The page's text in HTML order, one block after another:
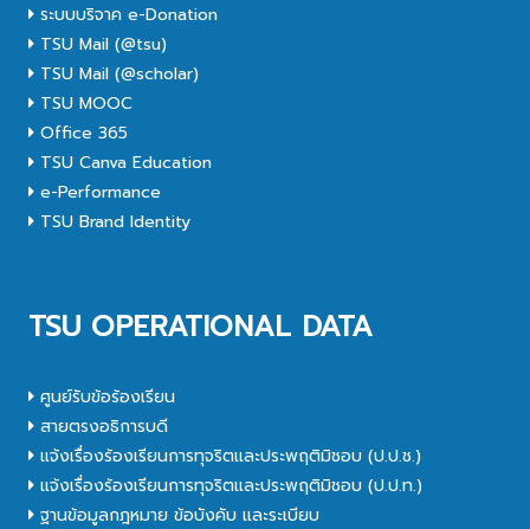
ระบบบริจาค e-Donation
TSU Mail (@tsu)
TSU Mail (@scholar)
TSU MOOC
Office 365
TSU Canva Education
e-Performance
TSU Brand Identity
TSU OPERATIONAL DATA
ศูนย์รับข้อร้องเรียน
สายตรงอธิการบดี
แจ้งเรื่องร้องเรียนการทุจริตและประพฤติมิชอบ (ป.ป.ช.)
แจ้งเรื่องร้องเรียนการทุจริตและประพฤติมิชอบ (ป.ป.ท.)
ฐานข้อมูลกฎหมาย ข้อบังคับ และระเบียบ